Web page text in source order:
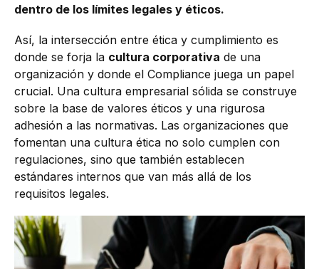
dentro de los límites legales y éticos.
Así, la intersección entre ética y cumplimiento es
donde se forja la cultura corporativa de una
organización y donde el Compliance juega un papel
crucial. Una cultura empresarial sólida se construye
sobre la base de valores éticos y una rigurosa
adhesión a las normativas. Las organizaciones que
fomentan una cultura ética no solo cumplen con
regulaciones, sino que también establecen
estándares internos que van más allá de los
requisitos legales.